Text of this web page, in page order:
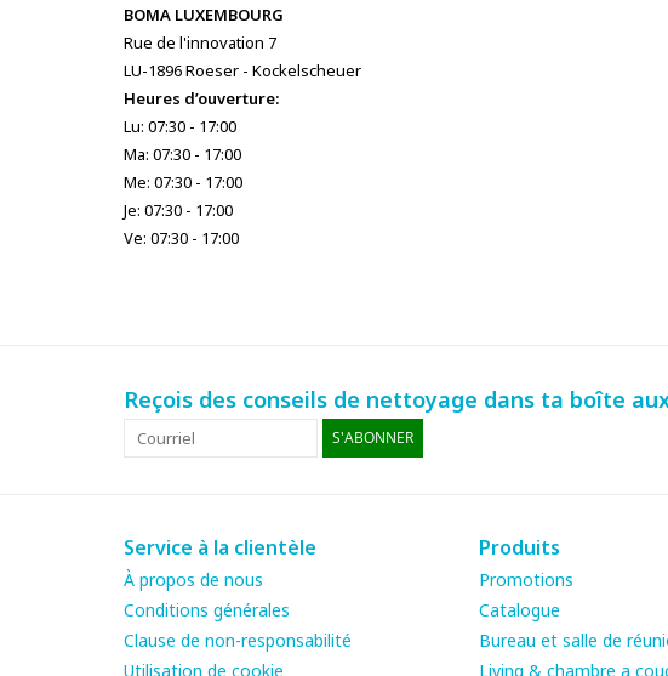
BOMA LUXEMBOURG
Rue de l'innovation 7
LU-1896 Roeser - Kockelscheuer
Heures d’ouverture:
Lu: 07:30 - 17:00
Ma: 07:30 - 17:00
Me: 07:30 - 17:00
Je: 07:30 - 17:00
Ve: 07:30 - 17:00
Reçois des conseils de nettoyage dans ta boîte
S'ABONNER
Service à la clientèle
À propos de nous
Conditions générales
Clause de non-responsabilité
Utilisation de cookie
Produits
Promotions
Catalogue
Bureau et salle de
Living & chambre a